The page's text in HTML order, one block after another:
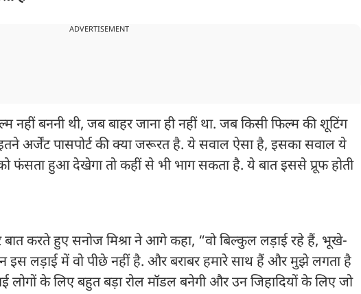
ADVERTISEMENT
नहीं बननी थी, जब बाहर जाना ही नहीं था. जब किसी फिल्म की शूटिंग
इतने अर्जेंट पासपोर्ट की क्या जरूरत है. ये सवाल ऐसा है, इसका सवाल ये
हुआ देखेगा तो कहीं से भी भाग सकता है. ये बात इससे प्रूफ होती
बात करते हुए सनोज मिश्रा ने आगे कहा, “वो बिल्कुल लड़ाई रहे हैं, भूखे-
इस लड़ाई में वो पीछे नहीं है. और बराबर हमारे साथ हैं और मुझे लगता है
लोगों के लिए बहुत बड़ा रोल मॉडल बनेगी और उन जिहादियों के लिए जो